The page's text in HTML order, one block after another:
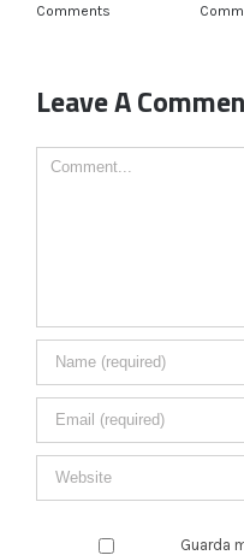
Comments
Leave A
Comment
Guarda